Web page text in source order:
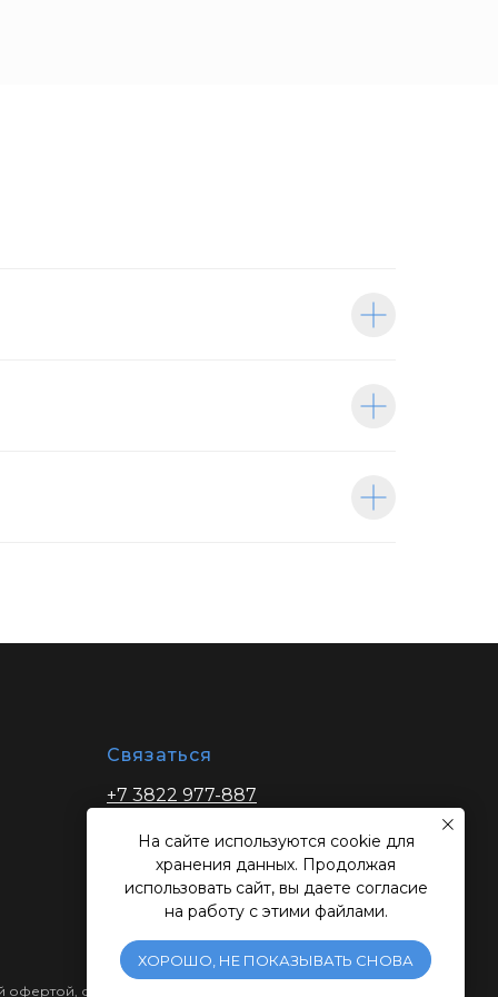
На сайте используются cookie для
хранения данных. Продолжая
использовать сайт, вы даете согласие
на работу с этими файлами.
ХОРОШО, НЕ ПОКАЗЫВАТЬ СНОВА
Связаться
+7 3822 977-887
zakaz@ibptomsk.ru
офертой, определяемой положениями Статьи